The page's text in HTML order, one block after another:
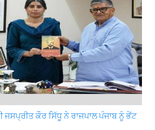
ਜਸਪ੍ਰੀਤ ਕੌਰ ਸਿੱਧੂ ਨੇ ਰਾਜਪਾਲ ਪੰਜਾਬ ਨੂੰ ਭੇਂਟ